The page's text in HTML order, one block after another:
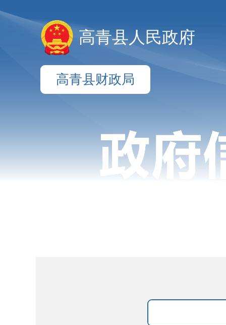
高青县人民政府
高青县财政局